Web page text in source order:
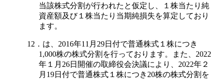
当該株式分割が行われたと仮定し、１株当たり純
資産額及び１株当たり当期純損失を算定しており
ます。
12．は、2016年11月29日付で普通株式１株につき
1,000株の株式分割を行っております。また、2022
年１月26日開催の取締役会決議により、2022年２
月19日付で普通株式１株につき20株の株式分割を